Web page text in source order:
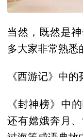
当然，既然是
多大家非常熟悉
《西游记》中
《封神榜》中
还有嫦娥奔月